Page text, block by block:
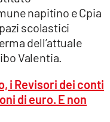
napitino e Cpia
scolastici
dell’attuale
Valentia.
i Revisori dei conti
di euro. E non